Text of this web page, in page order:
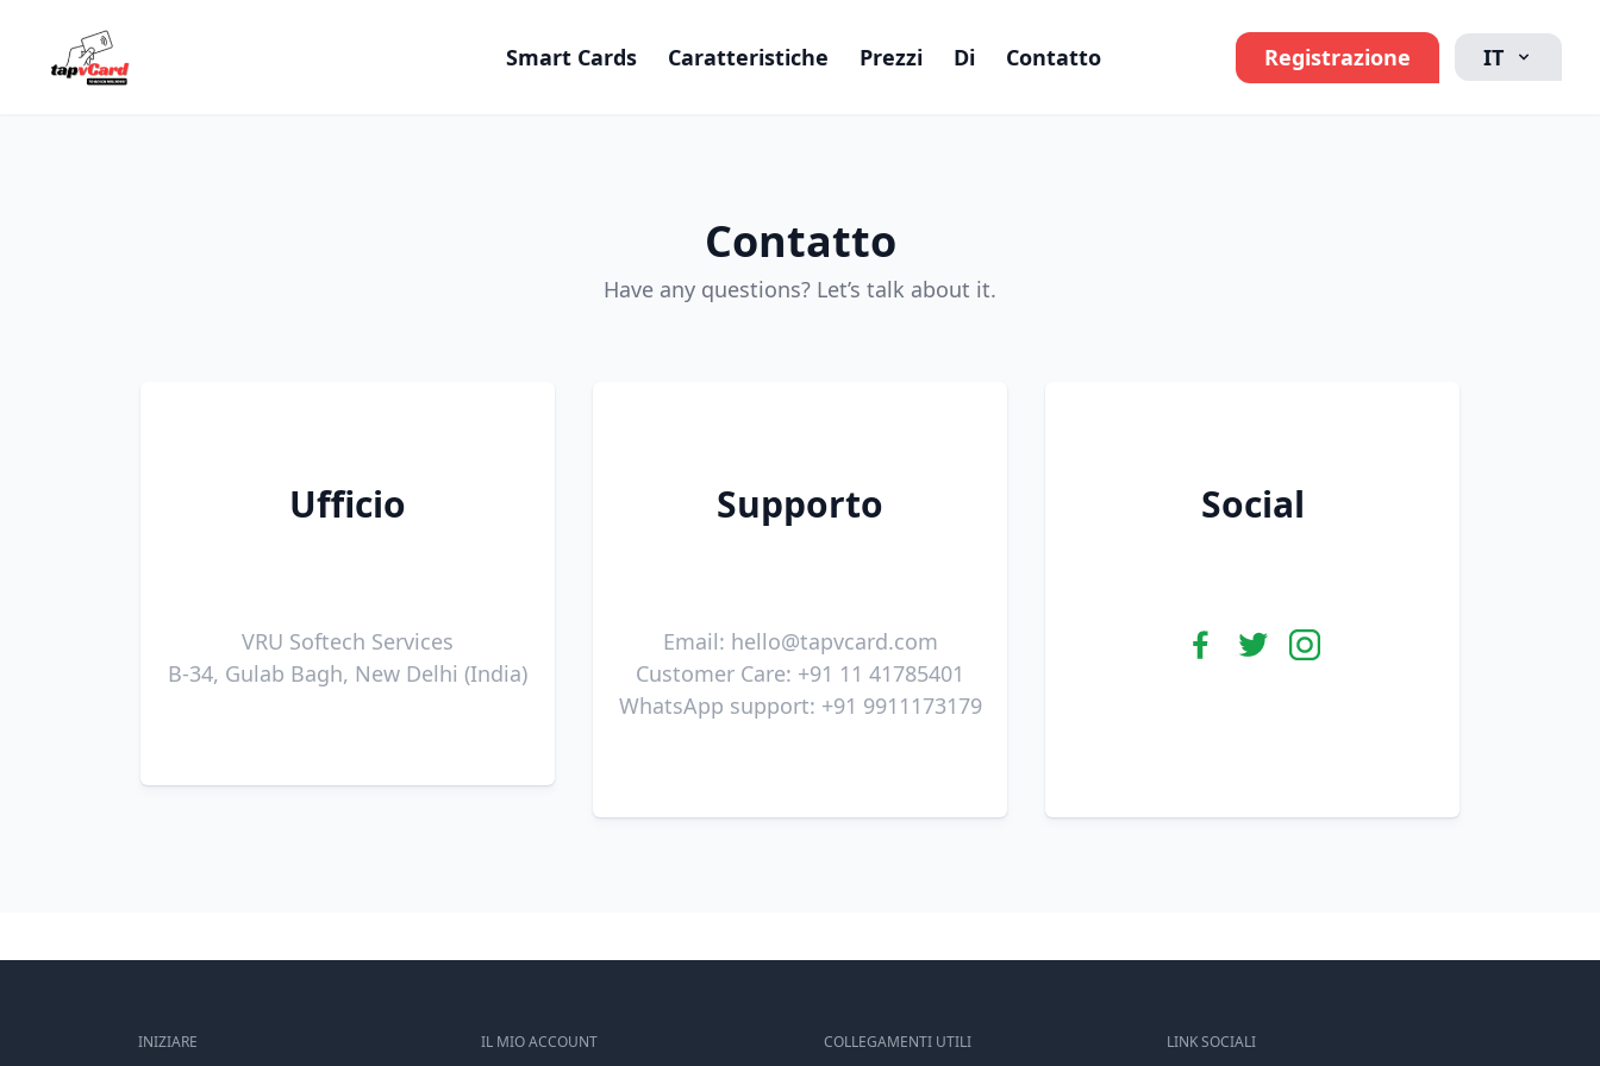
Smart Cards Caratteristiche Prezzi Di Contatto Registrazione IT
Contatto
Have any questions? Let’s talk about it.
Ufficio
VRU Softech Services
B-34, Gulab Bagh, New Delhi (India)
Supporto
Email: hello@tapvcard.com
Customer Care: +91 11 41785401
WhatsApp support: +91 9911173179
Social
INIZIARE IL MIO ACCOUNT COLLEGAMENTI UTILI LINK SOCIALI